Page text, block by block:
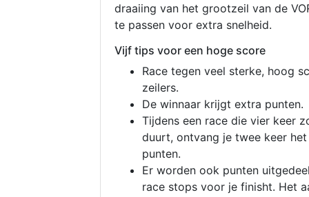
draaiing van het grootzeil van de
te passen voor extra snelheid.
Vijf tips voor een hoge score
Race tegen veel sterke, hoog
zeilers.
De winnaar krijgt extra punten.
Tijdens een race die vier keer
duurt, ontvang je twee keer
punten.
Er worden ook punten
race stops voor je finisht. Het